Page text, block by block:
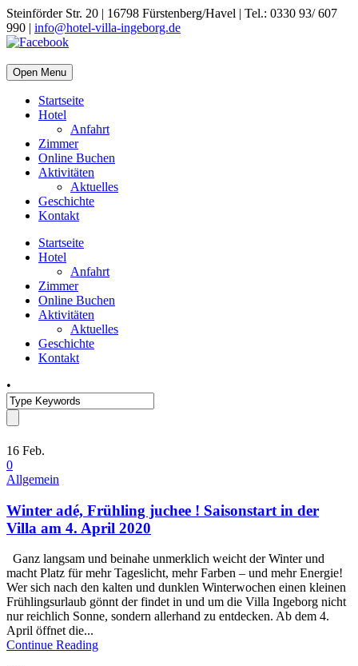
Steinförder Str. 20 | 16798 Fürstenberg/Havel | Tel.: 0330 93/ 607
990 | info@hotel-villa-ingeborg.de
Open Menu
Startseite
Hotel
Anfahrt
Zimmer
Online Buchen
Aktivitäten
Aktuelles
Geschichte
Kontakt
Startseite
Hotel
Anfahrt
Zimmer
Online Buchen
Aktivitäten
Aktuelles
Geschichte
Kontakt
•
16 Feb.
0
Allgemein
Winter adé, Frühling juchee ! Saisonstart in der
Villa am 4. April 2020
Ganz langsam und beinahe unmerklich weicht der Winter und
macht Platz für mehr Tageslicht, mehr Farben – und mehr Energie!
Wer sich nach den kalten und dunklen Winterwochen einen kleinen
Frühlingsurlaub gönnt der findet in und um die Villa Ingeborg nicht
nur reichlich Sonne, sondern allerhand zu entdecken. Ab dem 4.
April öffnet die...
Continue Reading